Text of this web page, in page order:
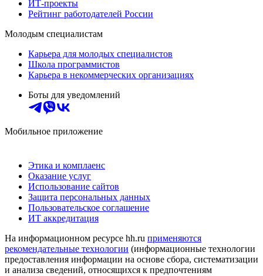
ИТ-проекты
Рейтинг работодателей России
Молодым специалистам
Карьера для молодых специалистов
Школа программистов
Карьера в некоммерческих организациях
Боты для уведомлений
Мобильное приложение
Этика и комплаенс
Оказание услуг
Использование сайтов
Защита персональных данных
Пользовательское соглашение
ИТ аккредитация
На информационном ресурсе hh.ru применяются
рекомендательные технологии (информационные технологии
предоставления информации на основе сбора, систематизации
и анализа сведений, относящихся к предпочтениям